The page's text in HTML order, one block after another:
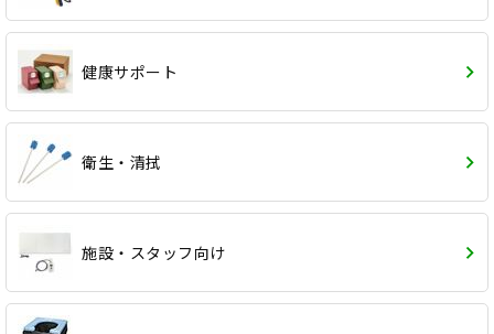
健康サポート
衛生・清拭
施設・スタッフ向け